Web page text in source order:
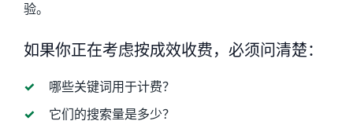
验。
如果你正在考虑按成效收费，必须问清楚：
哪些关键词用于计费？
它们的搜索量是多少？